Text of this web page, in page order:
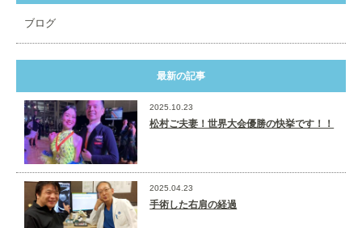
ブログ
最新の記事
2025.10.23
松村ご夫妻！世界大会優勝の快挙です！！
2025.04.23
手術した右肩の経過